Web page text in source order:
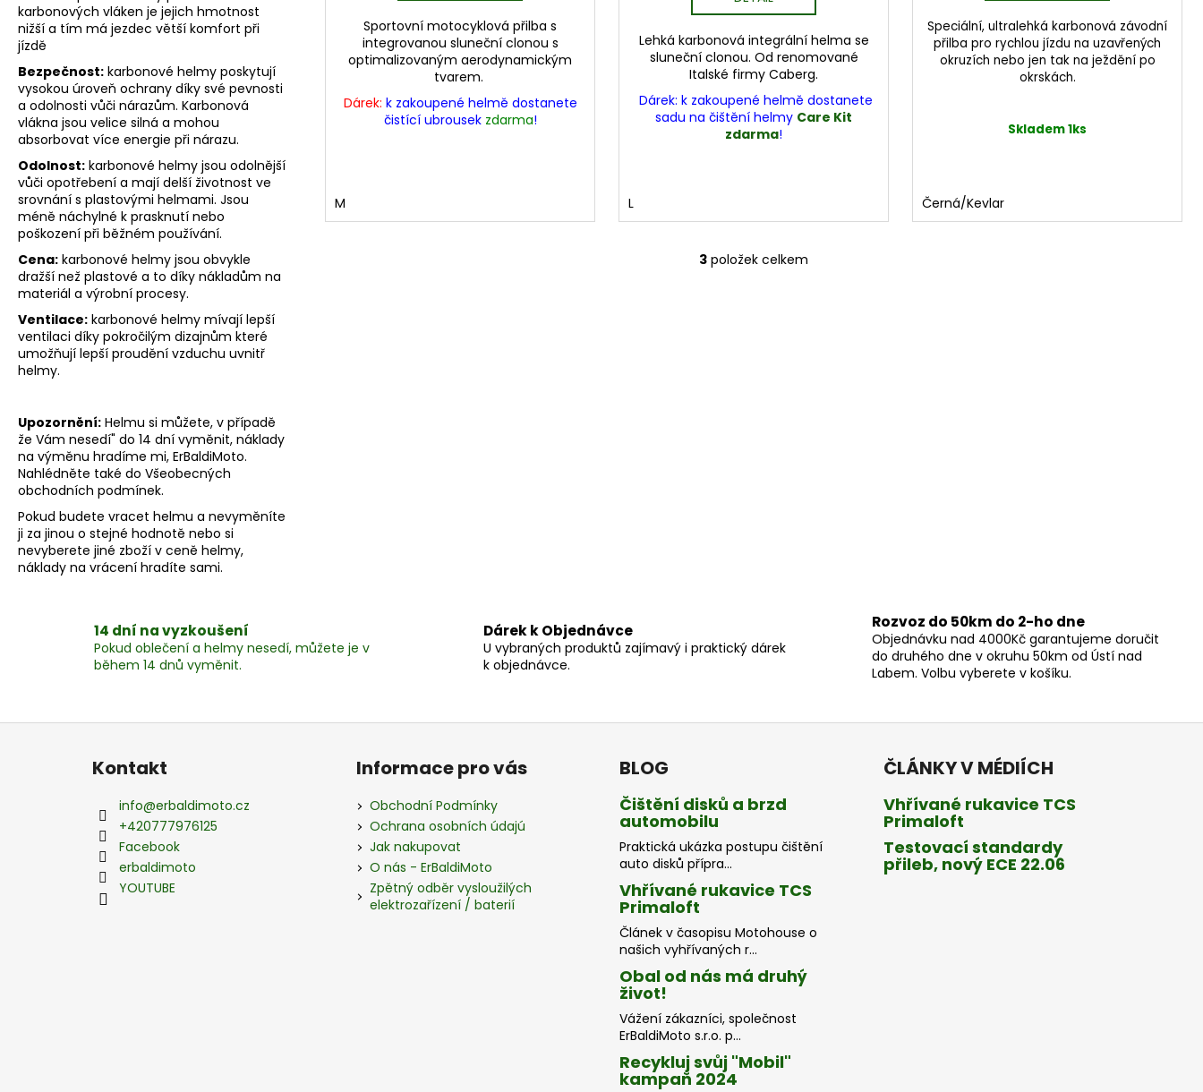
karbonových vláken je jejich hmotnost
nižší a tím má jezdec větší komfort při
jízdě
Bezpečnost: karbonové helmy poskytují
vysokou úroveň ochrany díky své pevnosti
a odolnosti vůči nárazům. Karbonová
vlákna jsou velice silná a mohou
absorbovat více energie při nárazu.
Odolnost: karbonové helmy jsou odolnější
vůči opotřebení a mají delší životnost ve
srovnání s plastovými helmami. Jsou
méně náchylné k prasknutí nebo
poškození při běžném používání.
Cena: karbonové helmy jsou obvykle
dražší než plastové a to díky nákladům na
materiál a výrobní procesy.
Ventilace: karbonové helmy mívají lepší
ventilaci díky pokročilým dizajnům které
umožňují lepší proudění vzduchu uvnitř
helmy.
Upozornění: Helmu si můžete, v případě
že Vám nesedí" do 14 dní vyměnit, náklady
na výměnu hradíme mi, ErBaldiMoto.
Nahlédněte také do Všeobecných
obchodních podmínek.
Pokud budete vracet helmu a nevyměníte
ji za jinou o stejné hodnotě nebo si
nevyberete jiné zboží v ceně helmy,
náklady na vrácení hradíte sami.
Sportovní motocyklová přilba s
integrovanou sluneční clonou s
optimalizovaným aerodynamickým
tvarem.
Dárek: k zakoupené helmě dostanete
čistící ubrousek zdarma!
M
Lehká karbonová integrální helma se
sluneční clonou. Od renomované
Italské firmy Caberg.
Dárek: k zakoupené helmě dostanete
sadu na čištění helmy Care Kit
zdarma!
L
Speciální, ultralehká karbonová závodní
přilba pro rychlou jízdu na uzavřených
okruzích nebo jen tak na ježdění po
okrskách.
Skladem 1ks
Černá/Kevlar
O
3 položek celkem
14 dní na vyzkoušení
Pokud oblečení a helmy nesedí, můžete je v
během 14 dnů vyměnit.
Dárek k Objednávce
U vybraných produktů zajímavý i praktický dárek
k objednávce.
Rozvoz do 50km do 2-ho dne
Objednávku nad 4000Kč garantujeme doručit
do druhého dne v okruhu 50km od Ústí nad
Labem. Volbu vyberete v košíku.
Kontakt
info@erbaldimoto.cz
+420777976125
Facebook
erbaldimoto
YOUTUBE
Informace pro vás
Obchodní Podmínky
Ochrana osobních údajú
Jak nakupovat
O nás - ErBaldiMoto
Zpětný odběr vysloužilých
elektrozařízení / baterií
BLOG
Čištění disků a brzd
automobilu
Praktická ukázka postupu čištění
auto disků přípra...
Vhřívané rukavice TCS
Primaloft
Článek v časopisu Motohouse o
našich vyhřívaných r...
Obal od nás má druhý
život!
Vážení zákazníci, společnost
ErBaldiMoto s.r.o. p...
Recykluj svůj "Mobil"
kampaň 2024
ČLÁNKY V MÉDIÍCH
Vhřívané rukavice TCS
Primaloft
Testovací standardy
přileb, nový ECE 22.06